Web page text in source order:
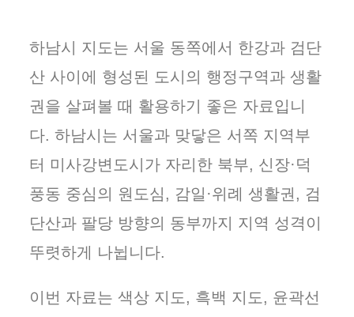
하남시 지도는 서울 동쪽에서 한강과 검단
산 사이에 형성된 도시의 행정구역과 생활
권을 살펴볼 때 활용하기 좋은 자료입니
다. 하남시는 서울과 맞닿은 서쪽 지역부
터 미사강변도시가 자리한 북부, 신장·덕
풍동 중심의 원도심, 감일·위례 생활권, 검
단산과 팔당 방향의 동부까지 지역 성격이
뚜렷하게 나뉩니다.
이번 자료는 색상 지도, 흑백 지도, 윤곽선